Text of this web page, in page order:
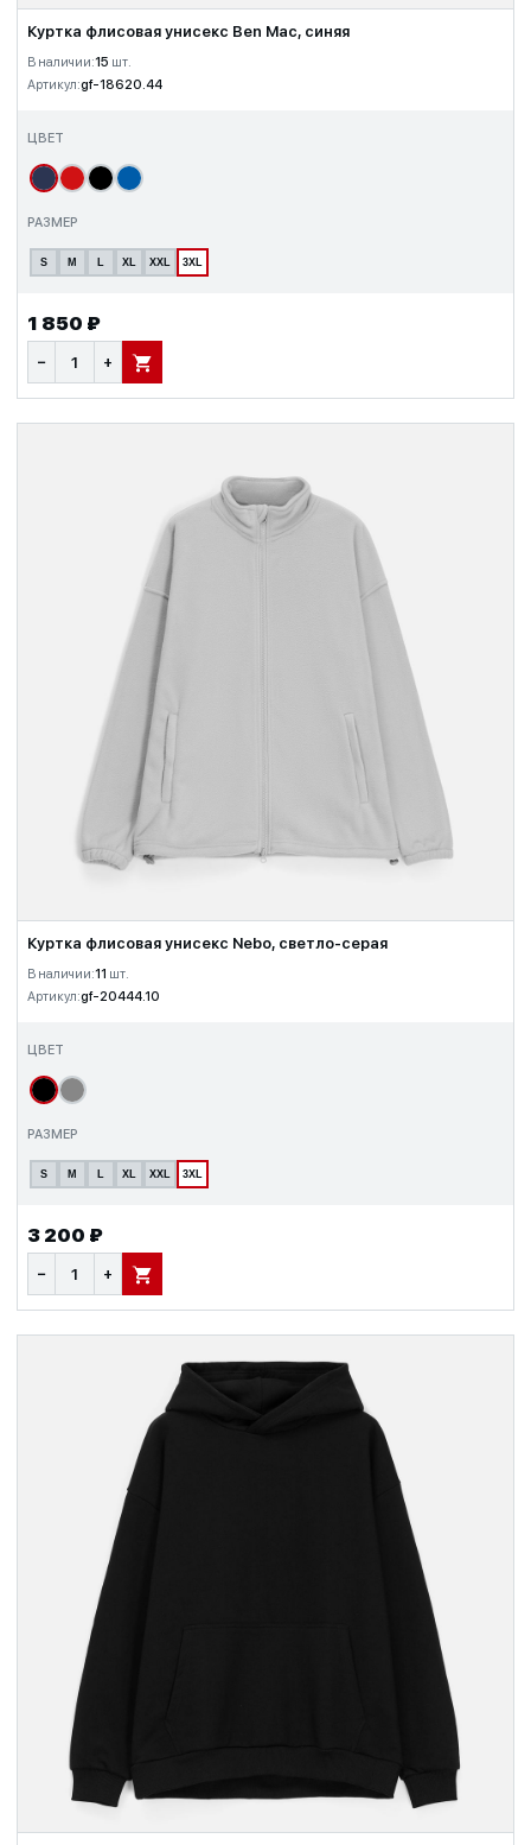
Куртка флисовая унисекс Ben Mac, синяя
В наличии:15 шт.
Артикул:gf-18620.44
ЦВЕТ
РАЗМЕР
S M L XL XXL 3XL
1 850 ₽
− + В КОРЗИНУ
Куртка флисовая унисекс Nebo, светло-серая
В наличии:11 шт.
Артикул:gf-20444.10
ЦВЕТ
РАЗМЕР
S M L XL XXL 3XL
3 200 ₽
− + В КОРЗИНУ